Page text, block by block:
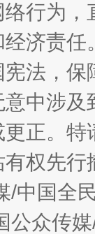
行为
济责
法，
中涉
正。
权先
/中国全
公众传